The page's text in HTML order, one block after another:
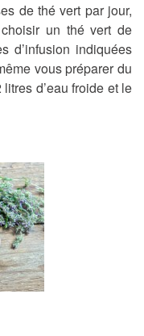
de thé vert par jour,
un thé vert de
d’infusion indiquées
vous préparer du
d’eau froide et le